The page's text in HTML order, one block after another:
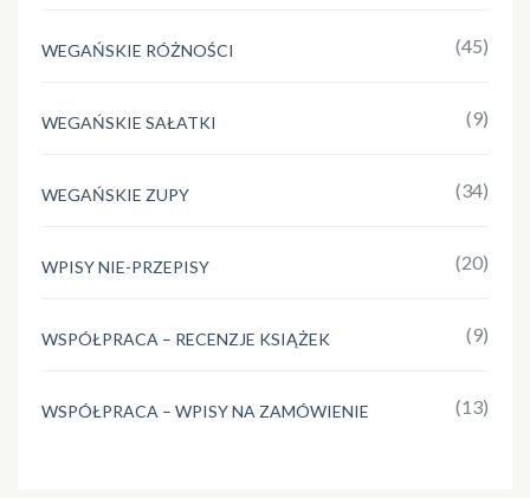
WEGAŃSKIE RÓŻNOŚCI (45)
WEGAŃSKIE SAŁATKI (9)
WEGAŃSKIE ZUPY (34)
WPISY NIE-PRZEPISY (20)
WSPÓŁPRACA – RECENZJE KSIĄŻEK (9)
WSPÓŁPRACA – WPISY NA ZAMÓWIENIE (13)